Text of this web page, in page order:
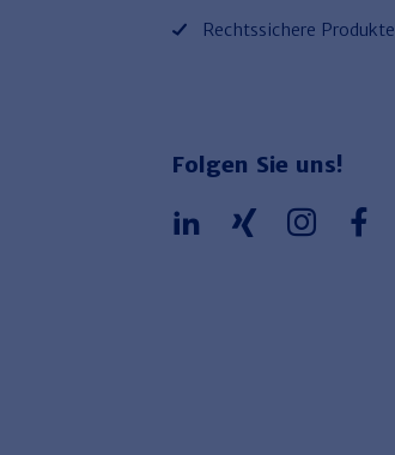
Rechtssichere Produkte
Folgen Sie uns!